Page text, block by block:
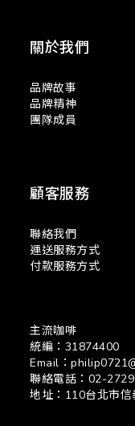
關於我們
品牌故事
品牌精神
團隊成員
顧客服務
聯絡我們
運送服務方式
付款服務方式
主流咖啡
統編：31874400
Email：
聯絡電話：02-
地址：110台北市